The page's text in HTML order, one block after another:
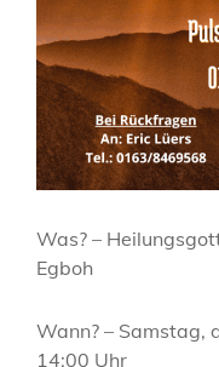
Was? –
Egboh
Wann? – Samstag,
14:00 Uhr